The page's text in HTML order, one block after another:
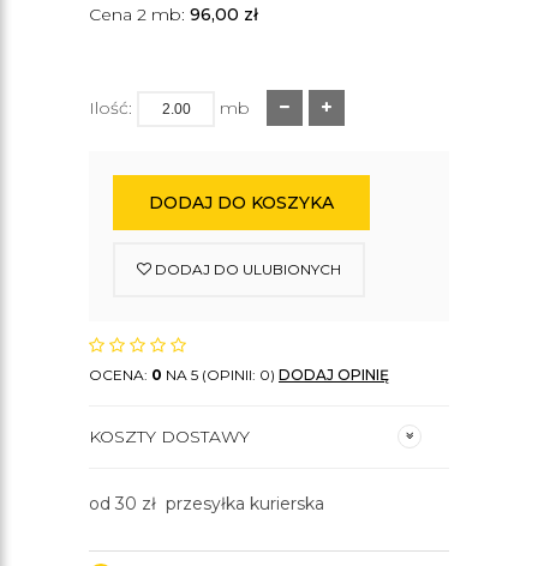
Cena 2 mb: 96,00 zł
Ilość: mb
DODAJ DO KOSZYKA
DODAJ DO ULUBIONYCH
OCENA: 0 NA 5 (OPINII: 0) DODAJ OPINIĘ
KOSZTY DOSTAWY
od 30 zł przesyłka kurierska